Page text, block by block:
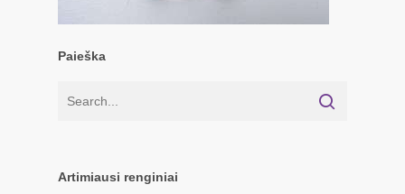
Paieška
Artimiausi renginiai